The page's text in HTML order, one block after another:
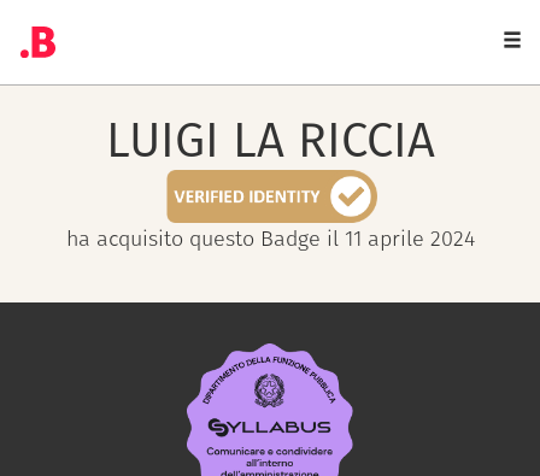
LUIGI LA RICCIA
ha acquisito questo Badge il 11 aprile 2024